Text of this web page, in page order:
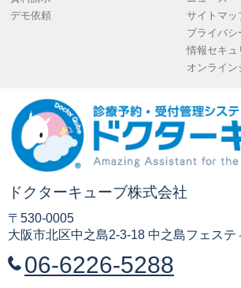
デモ依頼
サイトマッ
プライバシ
情報セキュ
オンライン
ドクターキューブ株式会社
〒530-0005
大阪市北区中之島2-3-18 中之島フェス
06-6226-5288